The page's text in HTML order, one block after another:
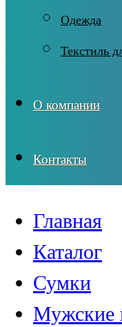
Одежда
Текстиль
О компании
Контакты
Главная
Каталог
Сумки
Мужские